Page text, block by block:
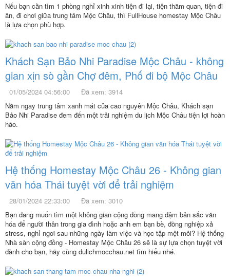
Nếu bạn cần tìm 1 phòng nghỉ xinh xinh tiện đi lại, tiện thăm quan, tiện đi
ăn, đi chơi giữa trung tâm Mộc Châu, thì FullHouse homestay Mộc Châu
là lựa chọn phù hợp.
Khách Sạn Bảo Nhi Paradise Mộc Châu - không
gian xịn sò gần Chợ đêm, Phố đi bộ Mộc Châu
01/05/2024 04:56:00
Đã xem: 3914
Nằm ngay trung tâm xanh mát của cao nguyên Mộc Châu, Khách sạn
Bảo Nhi Paradise đem đến một trải nghiệm du lịch Mộc Châu tiện lợi hoàn
hảo.
Hệ thống Homestay Mộc Châu 26 - Không gian
văn hóa Thái tuyệt vời để trải nghiệm
28/01/2024 22:33:00
Đã xem: 3010
Bạn đang muốn tìm một không gian cộng đồng mang đậm bản sắc văn
hóa để người thân trong gia đình hoặc anh em bạn bè, đồng nghiệp xả
stress, nghỉ ngơi sau những ngày làm việc và học tập mệt mỏi? Hệ thống
Nhà sàn cộng đồng - Homestay Mộc Châu 26 sẽ là sự lựa chọn tuyệt vời
dành cho bạn, hãy cùng dulichmocchau.net tìm hiểu nhé.